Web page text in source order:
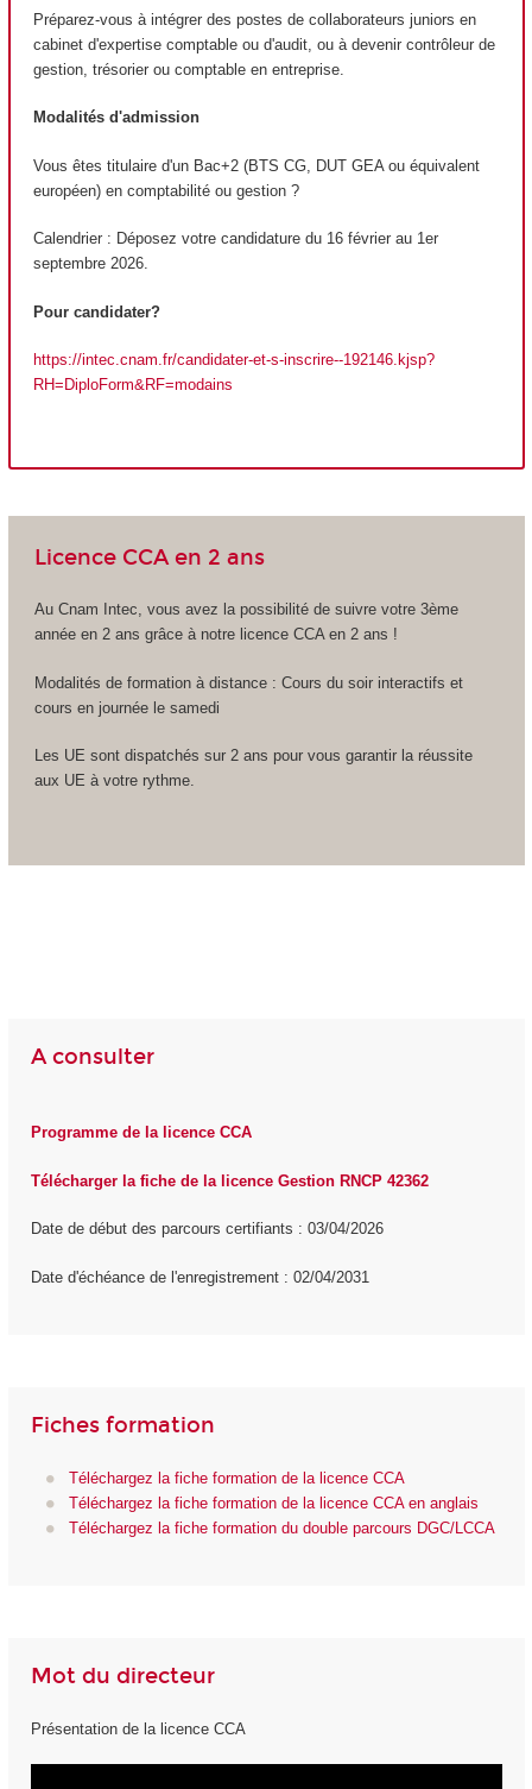
Préparez-vous à intégrer des postes de collaborateurs juniors en
cabinet d'expertise comptable ou d'audit, ou à devenir contrôleur de
gestion, trésorier ou comptable en entreprise.
Modalités d'admission
Vous êtes titulaire d'un Bac+2 (BTS CG, DUT GEA ou équivalent
européen) en comptabilité ou gestion ?
Calendrier : Déposez votre candidature du 16 février au 1er
septembre 2026.
Pour candidater?
https://intec.cnam.fr/candidater-et-s-inscrire--192146.kjsp?
RH=DiploForm&RF=modains
Licence CCA en 2 ans
Au Cnam Intec, vous avez la possibilité de suivre votre 3ème
année en 2 ans grâce à notre licence CCA en 2 ans !
Modalités de formation à distance : Cours du soir interactifs et
cours en journée le samedi
Les UE sont dispatchés sur 2 ans pour vous garantir la réussite
aux UE à votre rythme.
A consulter
Programme de la licence CCA
Télécharger la fiche de la licence Gestion RNCP 42362
Date de début des parcours certifiants : 03/04/2026
Date d'échéance de l'enregistrement : 02/04/2031
Fiches formation
Téléchargez la fiche formation de la licence CCA
Téléchargez la fiche formation de la licence CCA en anglais
Téléchargez la fiche formation du double parcours DGC/LCCA
Mot du directeur
Présentation de la licence CCA